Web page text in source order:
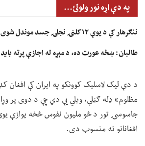
په دې اړه نور ولولئ...
ننګرهار کې د یوې ۱۲ کلنۍ نجلۍ جسد موندل شوی
طالبان: ښځه عورت ده، د مېړه له اجازې پرته
د دې لیک لاسلیک کوونکو په ایران کې افغان
مظلوم» ډله ګڼلې، ویلي یې دي چې د دوی پر
جاسوسۍ تور د څو ملیون نفوس څخه یوازې یوې
افغانانو ته منسوب دی.